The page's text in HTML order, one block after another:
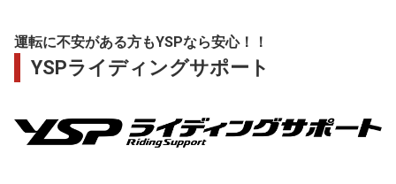
運転に不安がある方もYSPなら安心！！
YSPライディングサポート